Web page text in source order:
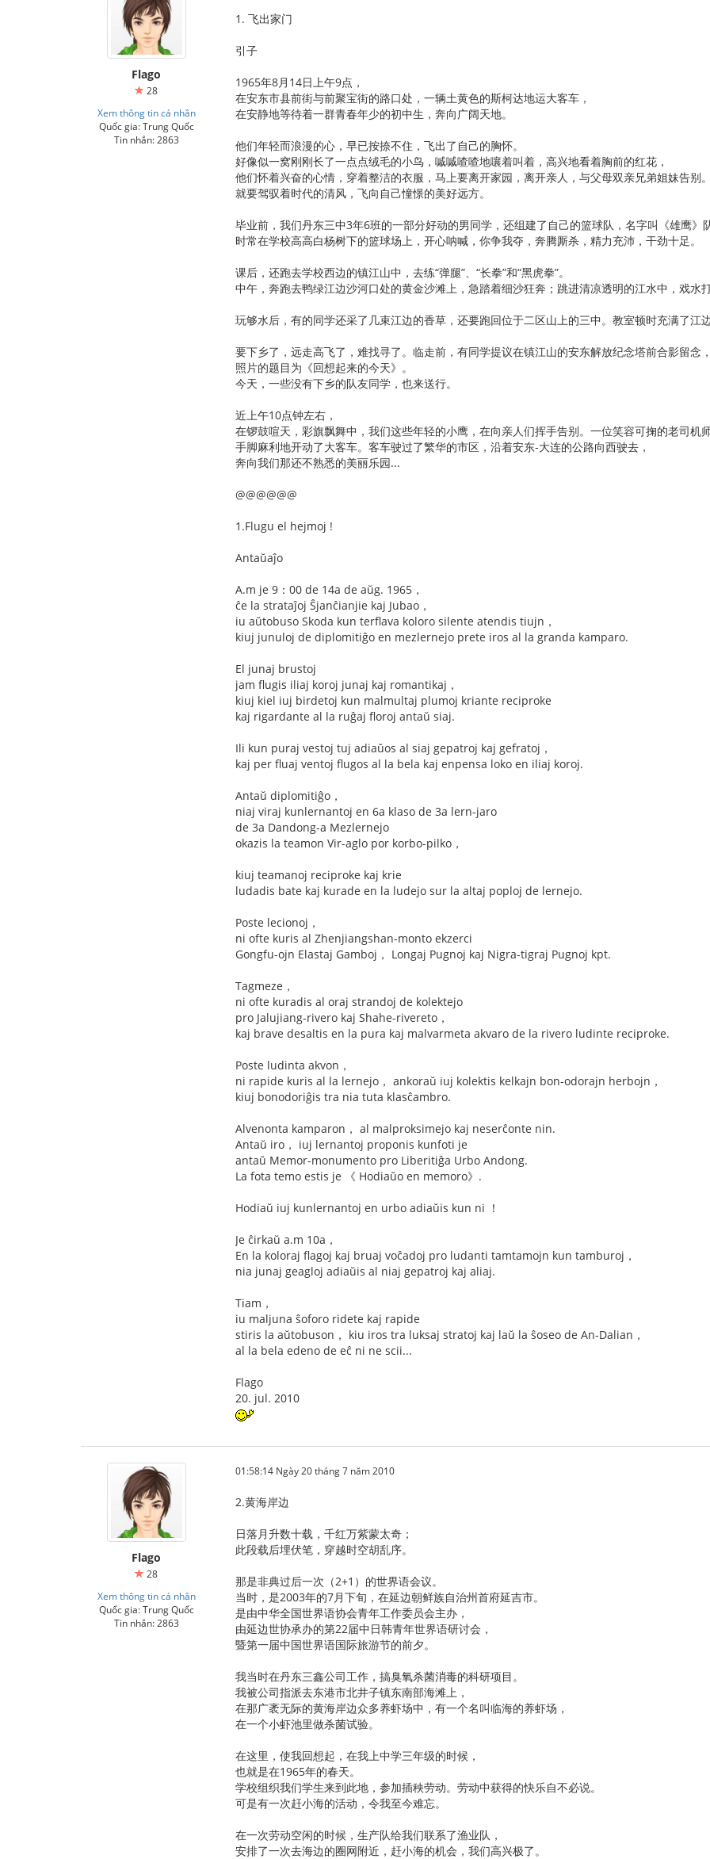
Flago
28
Xem thông tin cá nhân
Quốc gia: Trung Quốc
Tin nhắn: 2863
1. 飞出家门
引子
1965年8月14日上午9点，
在安东市县前街与前聚宝街的路口处，一辆土黄色的斯柯达地运大客车，
在安静地等待着一群青春年少的初中生，奔向广阔天地。
他们年轻而浪漫的心，早已按捺不住，飞出了自己的胸怀。
好像似一窝刚刚长了一点点绒毛的小鸟，嘁嘁喳喳地嚷着叫着，高兴地看着胸前的红花，
他们怀着兴奋的心情，穿着整洁的衣服，马上要离开家园，离开亲人，与父母双亲兄弟姐妹告别。
就要驾驭着时代的清风，飞向自己憧憬的美好远方。
毕业前，我们丹东三中3年6班的一部分好动的男同学，还组建了自己的篮球队，名字叫《雄鹰》
时常在学校高高白杨树下的篮球场上，开心呐喊，你争我夺，奔腾厮杀，精力充沛，干劲十足。
课后，还跑去学校西边的镇江山中，去练“弹腿”、“长拳”和“黑虎拳”。
中午，奔跑去鸭绿江边沙河口处的黄金沙滩上，急踏着细沙狂奔；跳进清凉透明的江水中，戏水打
玩够水后，有的同学还采了几束江边的香草，还要跑回位于二区山上的三中。教室顿时充满了江边
要下乡了，远走高飞了，难找寻了。临走前，有同学提议在镇江山的安东解放纪念塔前合影留念，
照片的题目为《回想起来的今天》。
今天，一些没有下乡的队友同学，也来送行。
近上午10点钟左右，
在锣鼓喧天，彩旗飘舞中，我们这些年轻的小鹰，在向亲人们挥手告别。一位笑容可掬的老司机
手脚麻利地开动了大客车。客车驶过了繁华的市区，沿着安东-大连的公路向西驶去，
奔向我们那还不熟悉的美丽乐园...
@@@@@@
1.Flugu el hejmoj !
Antaŭaĵo
A.m je 9：00 de 14a de aŭg. 1965，
ĉe la strataĵoj Ŝjanĉianjie kaj Jubao，
iu aŭtobuso Skoda kun terflava koloro silente atendis tiujn，
kiuj junuloj de diplomitiĝo en mezlernejo prete iros al la granda kamparo.
El junaj brustoj
jam flugis iliaj koroj junaj kaj romantikaj，
kiuj kiel iuj birdetoj kun malmultaj plumoj kriante reciproke
kaj rigardante al la ruĝaj floroj antaŭ siaj.
Ili kun puraj vestoj tuj adiaŭos al siaj gepatroj kaj gefratoj，
kaj per fluaj ventoj flugos al la bela kaj enpensa loko en iliaj koroj.
Antaŭ diplomitiĝo，
niaj viraj kunlernantoj en 6a klaso de 3a lern-jaro
de 3a Dandong-a Mezlernejo
okazis la teamon Vir-aglo por korbo-pilko，
kiuj teamanoj reciproke kaj krie
ludadis bate kaj kurade en la ludejo sur la altaj poploj de lernejo.
Poste lecionoj，
ni ofte kuris al Zhenjiangshan-monto ekzerci
Gongfu-ojn Elastaj Gamboj， Longaj Pugnoj kaj Nigra-tigraj Pugnoj kpt.
Tagmeze，
ni ofte kuradis al oraj strandoj de kolektejo
pro Jalujiang-rivero kaj Shahe-rivereto，
kaj brave desaltis en la pura kaj malvarmeta akvaro de la rivero ludinte reciproke.
Poste ludinta akvon，
ni rapide kuris al la lernejo， ankoraŭ iuj kolektis kelkajn bon-odorajn herbojn，
kiuj bonodoriĝis tra nia tuta klasĉambro.
Alvenonta kamparon， al malproksimejo kaj neserĉonte nin.
Antaŭ iro， iuj lernantoj proponis kunfoti je
antaŭ Memor-monumento pro Liberitiĝa Urbo Andong.
La fota temo estis je 《 Hodiaŭo en memoro》.
Hodiaŭ iuj kunlernantoj en urbo adiaŭis kun ni ！
Je ĉirkaŭ a.m 10a，
En la koloraj flagoj kaj bruaj voĉadoj pro ludanti tamtamojn kun tamburoj，
nia junaj geagloj adiaŭis al niaj gepatroj kaj aliaj.
Tiam，
iu maljuna ŝoforo ridete kaj rapide
stiris la aŭtobuson， kiu iros tra luksaj stratoj kaj laŭ la ŝoseo de An-Dalian，
al la bela edeno de eĉ ni ne scii...
Flago
20. jul. 2010
Flago
28
Xem thông tin cá nhân
Quốc gia: Trung Quốc
Tin nhắn: 2863
01:58:14 Ngày 20 tháng 7 năm 2010
2.黄海岸边
日落月升数十载，千红万紫蒙太奇；
此段载后埋伏笔，穿越时空胡乱序。
那是非典过后一次（2+1）的世界语会议。
当时，是2003年的7月下旬，在延边朝鲜族自治州首府延吉市。
是由中华全国世界语协会青年工作委员会主办，
由延边世协承办的第22届中日韩青年世界语研讨会，
暨第一届中国世界语国际旅游节的前夕。
我当时在丹东三鑫公司工作，搞臭氧杀菌消毒的科研项目。
我被公司指派去东港市北井子镇东南部海滩上，
在那广袤无际的黄海岸边众多养虾场中，有一个名叫临海的养虾场，
在一个小虾池里做杀菌试验。
在这里，使我回想起，在我上中学三年级的时候，
也就是在1965年的春天。
学校组织我们学生来到此地，参加插秧劳动。劳动中获得的快乐自不必说。
可是有一次赶小海的活动，令我至今难忘。
在一次劳动空闲的时候，生产队给我们联系了渔业队，
安排了一次去海边的圈网附近，赶小海的机会，我们高兴极了。